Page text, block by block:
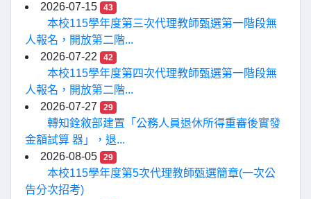
2026-07-15
43
本校115學年度第三次代理教師甄選第一階段無
人報名，開放第二階...
2026-07-22
42
本校115學年度第四次代理教師甄選第一階段無
人報名，開放第二階...
2026-07-27
29
轉知銓敘部建置「公務人員退休所得重審後實發
金額試算 器」，退...
2026-08-05
29
本校115學年度第5次代理教師甄選簡章(一次公
告分次招考)